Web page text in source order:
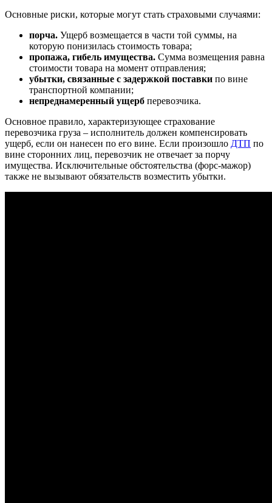
Основные риски, которые могут стать страховыми случаями:
порча. Ущерб возмещается в части той суммы, на
которую понизилась стоимость товара;
пропажа, гибель имущества. Сумма возмещения равна
стоимости товара на момент отправления;
убытки, связанные с задержкой поставки по вине
транспортной компании;
непреднамеренный ущерб перевозчика.
Основное правило, характеризующее страхование
перевозчика груза – исполнитель должен компенсировать
ущерб, если он нанесен по его вине. Если произошло ДТП по
вине сторонних лиц, перевозчик не отвечает за порчу
имущества. Исключительные обстоятельства (форс-мажор)
также не вызывают обязательств возместить убытки.